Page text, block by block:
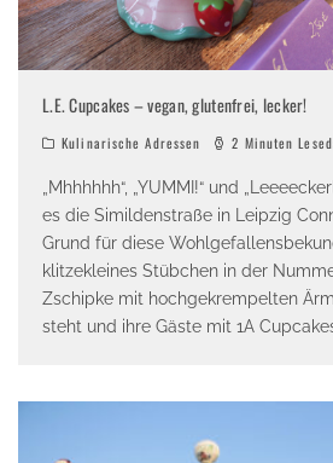
L.E. Cupcakes – vegan, glutenfrei, lecker!
Kulinarische Adressen 2 Minuten
„Mhhhhhh“, „YUMMI!“ und
es die Simildenstraße in Leipzig
Grund für diese
klitzekleines Stübchen in der
Zschipke mit hochgekrempelten
steht und ihre Gäste mit 1A